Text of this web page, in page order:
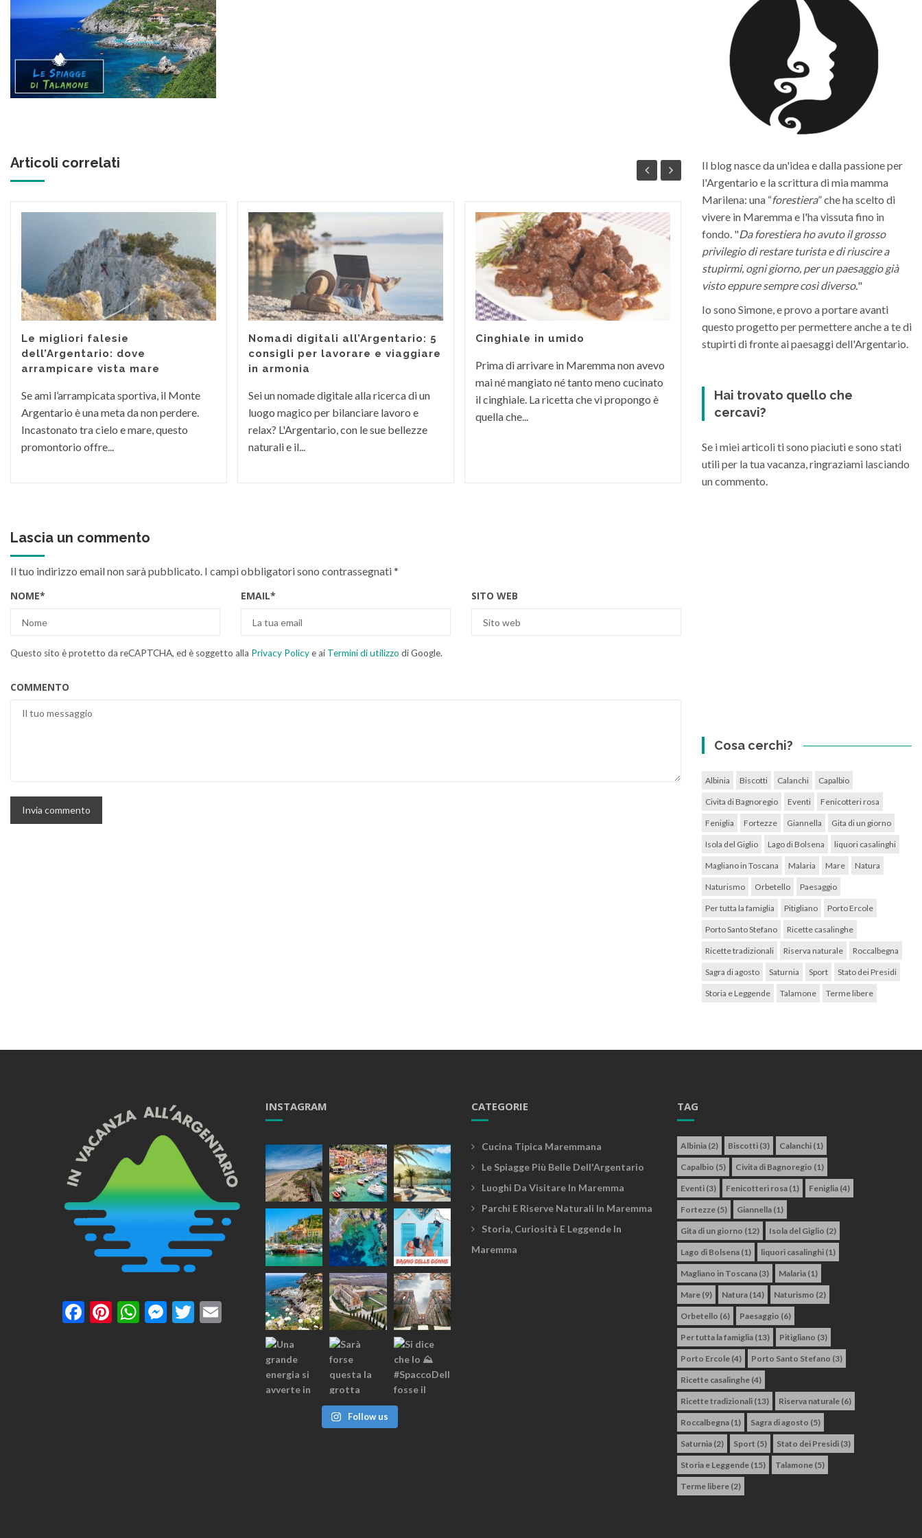
Articoli correlati
Le migliori falesie
dell’Argentario: dove
arrampicare vista mare
Se ami l’arrampicata sportiva, il Monte
Argentario è una meta da non perdere.
Incastonato tra cielo e mare, questo
promontorio offre...
Nomadi digitali all’Argentario: 5
consigli per lavorare e viaggiare
in armonia
Sei un nomade digitale alla ricerca di un
luogo magico per bilanciare lavoro e
relax? L'Argentario, con le sue bellezze
naturali e il...
Cinghiale in umido
Prima di arrivare in Maremma non avevo
mai né mangiato né tanto meno cucinato
il cinghiale. La ricetta che vi propongo è
quella che...
Quali sono i migliori vini della
Maremma Toscana
La Maremma toscana, per le diverse
condizioni climatiche e morfologiche del
suo territorio, riesce a dare vita a grandi
vini di varia...
Lascia un commento
Il tuo indirizzo email non sarà pubblicato. I campi obbligatori sono contrassegnati*
NOME* EMAIL* SITO WEB
Questo sito è protetto da reCAPTCHA, ed è soggetto alla Privacy Policye ai Termini di utilizzo di Google.
COMMENTO
Il blog nasce da un'idea e dalla passione per
l'Argentario e la scrittura di mia mamma
Marilena: una “forestiera” che ha scelto di
vivere in Maremma e l'ha vissuta fino in
fondo. "Da forestiera ho avuto il grosso
privilegio di restare turista e di riuscire a
stupirmi, ogni giorno, per un paesaggio già
visto eppure sempre così diverso."
Io sono Simone, e provo a portare avanti
questo progetto per permettere anche a te di
stupirti di fronte ai paesaggi dell'Argentario.
Hai trovato quello che
cercavi?
Se i miei articoli ti sono piaciuti e sono stati
utili per la tua vacanza, ringraziami lasciando
un commento.
Cosa cerchi?
Albinia Biscotti Calanchi Capalbio
Civita di Bagnoregio Eventi Fenicotteri rosa
Feniglia Fortezze Giannella Gita di un giorno
Isola del Giglio Lago di Bolsena liquori casalinghi
Magliano in Toscana Malaria Mare Natura
Naturismo Orbetello Paesaggio
Per tutta la famiglia Pitigliano Porto Ercole
Porto Santo Stefano Ricette casalinghe
Ricette tradizionali Riserva naturale Roccalbegna
Sagra di agosto Saturnia Sport Stato dei Presidi
Storia e Leggende Talamone Terme libere
Facebook
Pinterest
WhatsApp
Messenger
Twitter
Email
INSTAGRAM
Follow us
CATEGORIE
Cucina Tipica Maremmana
Le Spiagge Più Belle Dell'Argentario
Luoghi Da Visitare In Maremma
Parchi E Riserve Naturali In Maremma
Storia, Curiosità E Leggende In
Maremma
TAG
Albinia (2) Biscotti (3) Calanchi (1)
Capalbio (5) Civita di Bagnoregio (1)
Eventi (3) Fenicotteri rosa (1) Feniglia (4)
Fortezze (5) Giannella (1)
Gita di un giorno (12) Isola del Giglio (2)
Lago di Bolsena (1) liquori casalinghi (1)
Magliano in Toscana (3) Malaria (1)
Mare (9) Natura (14) Naturismo (2)
Orbetello (6) Paesaggio (6)
Per tutta la famiglia (13) Pitigliano (3)
Porto Ercole (4) Porto Santo Stefano (3)
Ricette casalinghe (4)
Ricette tradizionali (13) Riserva naturale (6)
Roccalbegna (1) Sagra di agosto (5)
Saturnia (2) Sport (5) Stato dei Presidi (3)
Storia e Leggende (15) Talamone (5)
Terme libere (2)